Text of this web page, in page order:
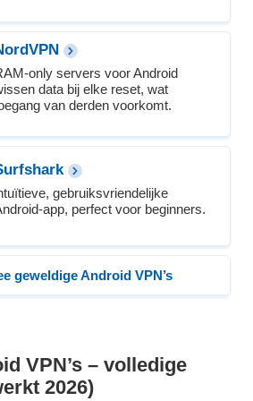
only servers voor Android
data bij elke reset, wat
van derden voorkomt.
gebruiksvriendelijke
app, perfect voor beginners.
geweldige Android VPN’s
VPN’s – volledige
2026)